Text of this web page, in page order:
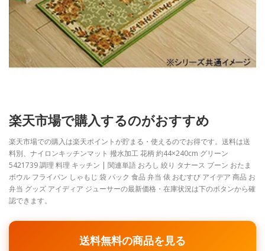
楽天市場で購入するのがおすすめ
楽天市場での購入は楽天ポイントが貯まる・使えるのでお得です。送料は送
料別、ナイロンキッチンマット 撥水加工 花柄 約44×240cm グリーン
5421739 調理 料理 キッチン | 関連単語 おろし 絞り タナース プーン おたま
ボウル フライパン しゃもじ 袋 パック 食品 弁当 俵 おむすび アイデア 商品 お
弁当 グッズ アイディア ジューサーの最新価格・在庫状況は下のボタンから確
認できます。
送料無料の商品を見る